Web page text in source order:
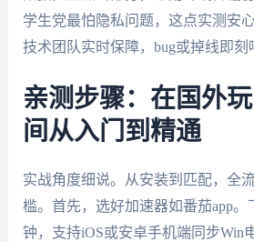
学生党最怕隐私问题，这点实测
技术团队实时保障，bug或掉线即刻
亲测步骤：在国外
间从入门到精通
实战角度细说。从安装到匹配，全
槛。首先，选好加速器如番茄app。
钟，支持iOS或安卓手机端同步Win